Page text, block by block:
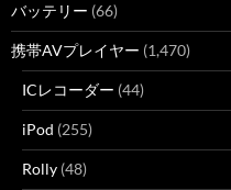
バッテリー (66)
携帯AVプレイヤー (1,470)
ICレコーダー (44)
iPod (255)
Rolly (48)